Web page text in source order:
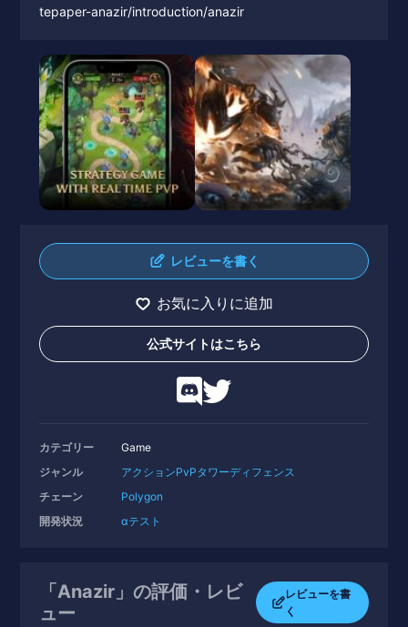
tepaper-anazir/introduction/anazir
レビューを書く
お気に入りに追加
公式サイトはこちら
カテゴリー
Game
ジャンル
アクションPvPタワーディフェンス
チェーン
Polygon
開発状況
αテスト
「Anazir」の評価・レビ
ュー
レビューを書
く